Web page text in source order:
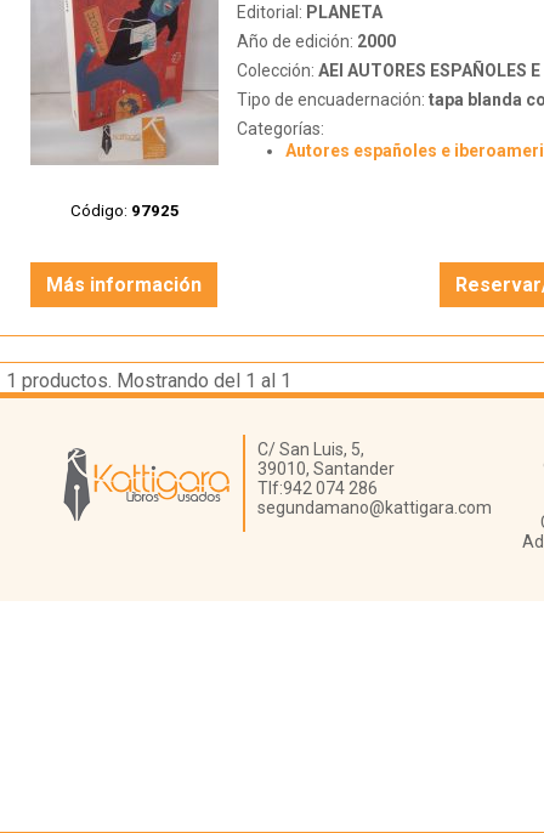
Código: 97925
Editorial: PLANETA
Año de edición: 2000
Colección: AEI AUTORES ESPAÑOLES E
Tipo de encuadernación: tapa blanda
Categorías:
Autores españoles e
Más información
1 productos. Mostrando del 1 al 1
Librería Kattigara
C/ San Luis, 5,
39010, Santander
Tlf:942 074 286
segundamano@kattigara.com